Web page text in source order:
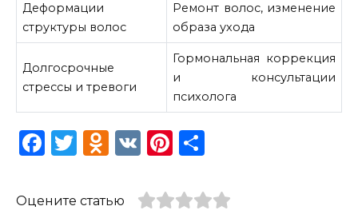
Деформации
структуры волос
Ремонт волос, изменение
образа ухода
Долгосрочные
стрессы и тревоги
Гормональная коррекция
и консультации
психолога
F
c
T
it
O
n
V
Pi
te ar
Оцените статью